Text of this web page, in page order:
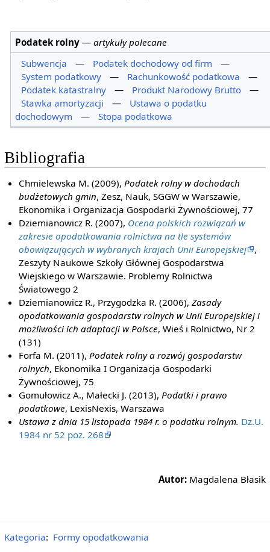
Podatek rolny —artykuły polecane
Subwencja
— Podatek dochodowy od firm
—
System podatkowy
— Rachunkowość podatkowa
—
Podatek katastralny
— Produkt Narodowy Brutto
—
Stawka amortyzacji
—
Ustawa o podatku
dochodowym
— Stopa podatkowa
Bibliografia
Chmielewska M. (2009), Podatek rolny w dochodach
budżetowych gmin, Zesz, Nauk, SGGW w Warszawie,
Ekonomika i Organizacja Gospodarki Żywnościowej, 77
Dziemianowicz R. (2007), Ocena polskich rozwiązań w
zakresie opodatkowania rolnictwa na tle systemów
obowiązujących w wybranych krajach Unii Europejskiej
,
Zeszyty Naukowe Szkoły Głównej Gospodarstwa
Wiejskiego w Warszawie. Problemy Rolnictwa
Światowego 2
Dziemianowicz R., Przygodzka R. (2006),Zasady
opodatkowania gospodarstw rolnych w Unii Europejskiej i
możliwości ich adaptacji w Polsce, Wieś i Rolnictwo, Nr 2
(131)
Forfa M. (2011), Podatek rolny a rozwój gospodarstw
rolnych, Ekonomika I Organizacja Gospodarki
Żywnościowej, 75
Gomułowicz A., Małecki J. (2013), Podatki i prawo
podatkowe, LexisNexis, Warszawa
Ustawa z dnia 15 listopada 1984 r. o podatku rolnym. Dz.U.
1984 nr 52 poz. 268
Autor: Magdalena Błasik
Kategoria: Formy opodatkowania